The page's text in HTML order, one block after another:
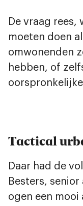
De vraag rees,
moeten doen
omwonenden
hebben, of
Tactical
Daar had de
Besters,
ogen een mooi